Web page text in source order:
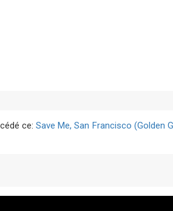
ce:Save Me, San Francisco (Golden